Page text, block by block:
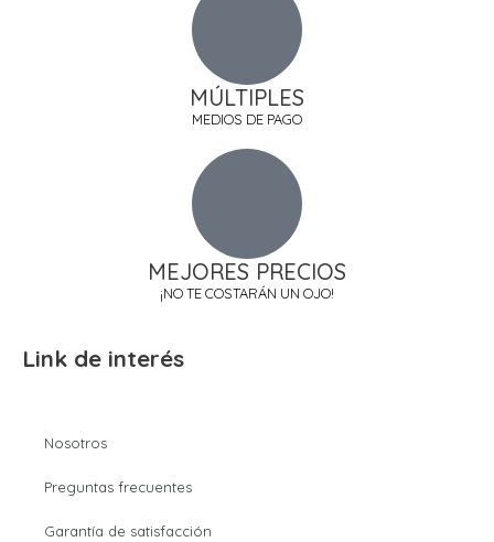
MÚLTIPLES
MEDIOS DE PAGO
MEJORES PRECIOS
¡NO TE COSTARÁN UN OJO!
Link de interés
Nosotros
Preguntas frecuentes
Garantía de satisfacción